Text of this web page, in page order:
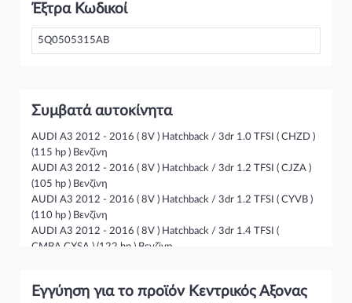
Έξτρα Κωδικοί
5Q0505315AB
Συμβατά αυτοκίνητα
AUDI A3 2012 - 2016 ( 8V ) Hatchback / 3dr 1.0 TFSI ( CHZD )
(115 hp ) Βενζίνη
AUDI A3 2012 - 2016 ( 8V ) Hatchback / 3dr 1.2 TFSI ( CJZA )
(105 hp ) Βενζίνη
AUDI A3 2012 - 2016 ( 8V ) Hatchback / 3dr 1.2 TFSI ( CYVB )
(110 hp ) Βενζίνη
AUDI A3 2012 - 2016 ( 8V ) Hatchback / 3dr 1.4 TFSI (
CMBA,CXSA ) (122 hp ) Βενζίνη
AUDI A3 2012 - 2016 ( 8V ) Hatchback / 3dr 1.4 TFSI (
Εγγύηση για το προϊόν Κεντρικός Αξονας